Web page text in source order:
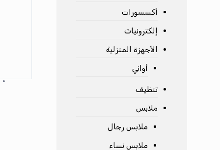
أكسسورات
إلكترونيات
الأجهزة المنزلية
أواني
تنظيف
ملابس
ملابس رجال
ملابس نساء